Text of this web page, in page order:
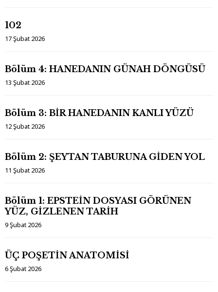
102
17 Şubat 2026
Bölüm 4: HANEDANIN GÜNAH DÖNGÜSÜ
13 Şubat 2026
Bölüm 3: BİR HANEDANIN KANLI YÜZÜ
12 Şubat 2026
Bölüm 2: ŞEYTAN TABURUNA GİDEN YOL
11 Şubat 2026
Bölüm 1: EPSTEİN DOSYASI GÖRÜNEN
YÜZ, GİZLENEN TARİH
9 Şubat 2026
ÜÇ POŞETİN ANATOMİSİ
6 Şubat 2026